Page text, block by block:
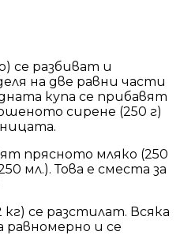
се разбиват и
на две равни части
купа се прибавят
сирене (250 г)
прясното мляко (250
мл.). Това е сместа за
се разстилат. Всяка
равномерно и се